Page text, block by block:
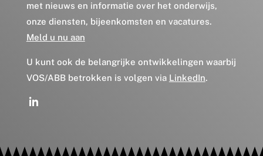
met nieuws en informatie over het onderwijs,
onze diensten, bijeenkomsten en vacatures.
Meld u nu aan
U kunt ook de belangrijke ontwikkelingen waarbij
VOS/ABB betrokken is volgen via LinkedIn.